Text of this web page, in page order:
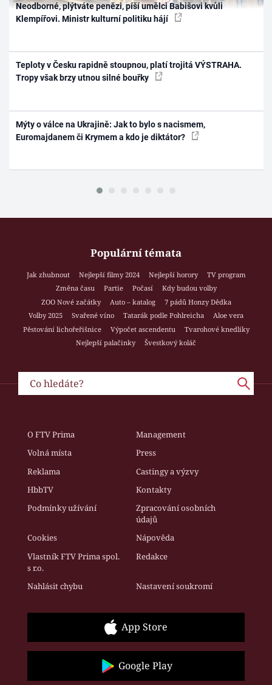
Neodborné, plýtváte penězi, píší umělci Babišovi kvůli
Klempířovi. Ministr kulturní politiku hájí
Teploty v Česku rapidně stoupnou, platí trojitá VÝSTRAHA.
Tropy však brzy utnou silné bouřky
Mýty o válce na Ukrajině: Jak to bylo s nacismem,
Euromajdanem či Krymem a kdo je diktátor?
Populární témata
Jak zhubnout Nejlepší filmy 2024 Nejlepší horory
TV program
Změna času
Partie Počasí
Kdy budou volby
ZOO Nové začátky
Auto – katalog
7 pádů Honzy Dědka
Volby 2025
Svařené víno Tatarák podle Pohlreicha
Aloe vera
Pěstování lichořeřišnice
Výpočet ascendentu
Tvarohové knedlíky
Nejlepší palačinky
Švestkový koláč
O FTV Prima
Management
Volná místa
Press
Reklama
Castingy a výzvy
HbbTV
Kontakty
Podmínky užívání
Zpracování osobních
údajů
Cookies
Nápověda
Vlastník FTV Prima spol.
s r.o.
Redakce
Nahlásit chybu Nastavení soukromí
App Store
Google Play